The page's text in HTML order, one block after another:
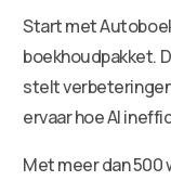
Start met
boekhoudpakket.
stelt
ervaar hoe AI
Met meer dan 500